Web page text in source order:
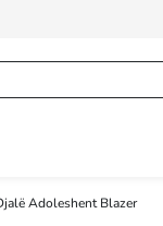
Adoleshent Blazer